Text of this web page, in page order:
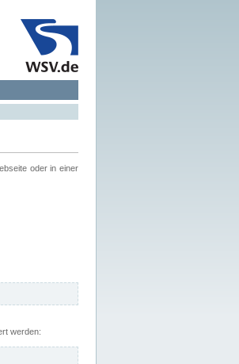
oder in einer
werden: